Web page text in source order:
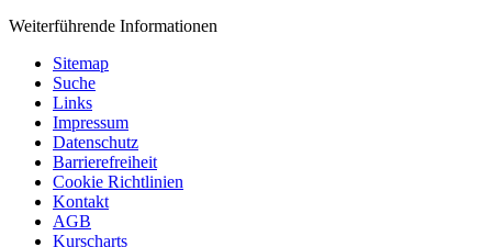
Weiterführende Informationen
Sitemap
Suche
Links
Impressum
Datenschutz
Barrierefreiheit
Cookie Richtlinien
Kontakt
AGB
Kurscharts